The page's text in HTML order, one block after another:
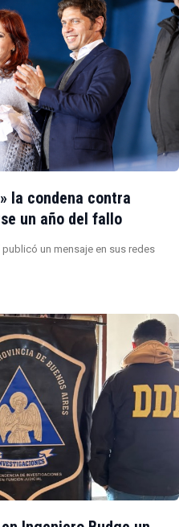
la condena contra
un año del fallo
un mensaje en sus redes